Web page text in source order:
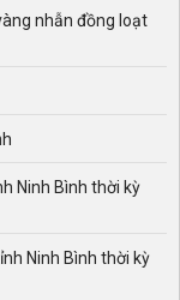
tuổi, là điều
bệnh nhân
tính với
Ngày
quả ngày
tuổi, là bệnh
nhẫn đồng loạt
Ninh Bình thời kỳ
Ninh Bình thời kỳ